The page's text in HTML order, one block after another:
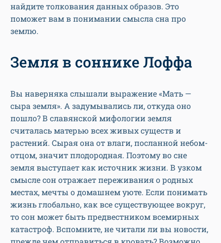
найдите толкования данных образов. Это
поможет вам в понимании смысла сна про
землю.
Земля в соннике Лоффа
Вы наверняка слышали выражение «Мать —
сыра земля». А задумывались ли, откуда оно
пошло? В славянской мифологии земля
считалась матерью всех живых существ и
растений. Сырая она от влаги, посланной небом-
отцом, значит плодородная. Поэтому во сне
земля выступает как источник жизни. В узком
смысле сон отражает переживания о родных
местах, мечты о домашнем уюте. Если понимать
жизнь глобально, как все существующее вокруг,
то сон может быть предвестником всемирных
катастроф. Вспомните, не читали ли вы новости,